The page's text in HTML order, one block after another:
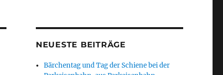
NEUESTE BEITRÄGE
Bärchentag und Tag der Schiene bei der